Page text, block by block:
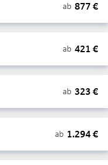
ab 877 €
ab 421 €
ab 323 €
ab 1.294€